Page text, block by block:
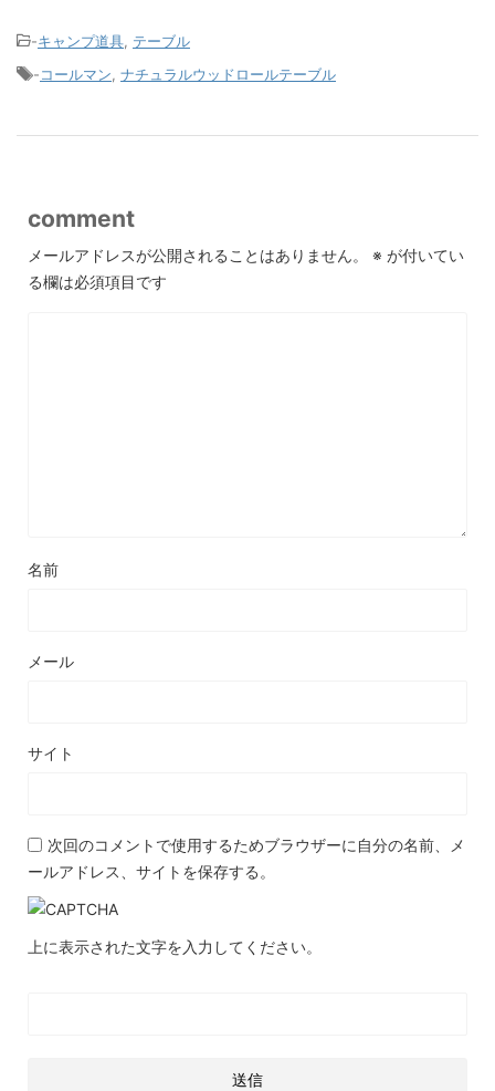
-キャンプ道具, テーブル
-コールマン, ナチュラルウッドロールテーブル
comment
メールアドレスが公開されることはありません。 ※ が付いてい
る欄は必須項目です
名前
メール
サイト
次回のコメントで使用するためブラウザーに自分の名前、メ
ールアドレス、サイトを保存する。
上に表示された文字を入力してください。